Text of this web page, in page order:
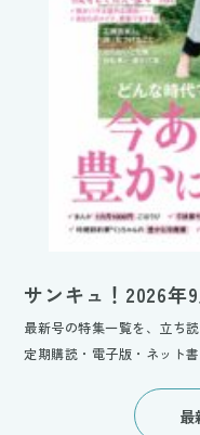
サンキュ！2026年
最新号の特集一覧を、立ち
定期購読・電子版・ネット書
最